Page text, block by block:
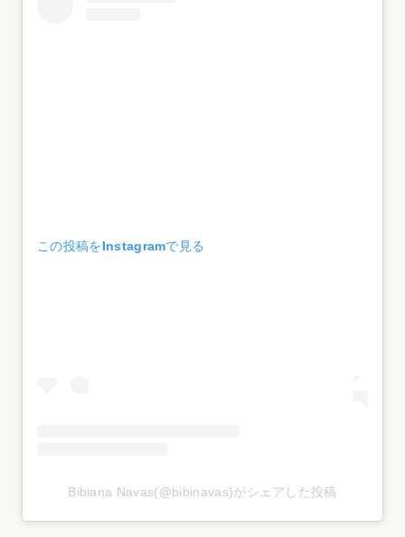
この投稿をInstagramで見る
Bibiana Navas(@bibinavas)がシェアした投稿